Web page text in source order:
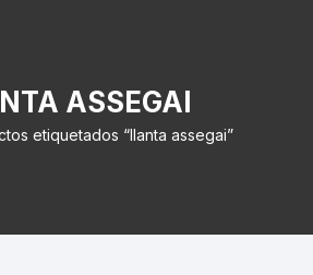
ASSEGAI
etiquetados “llanta assegai”